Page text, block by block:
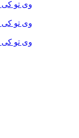
v2k / وی تو کی
v2k / وی تو کی
v2k / وی تو کی